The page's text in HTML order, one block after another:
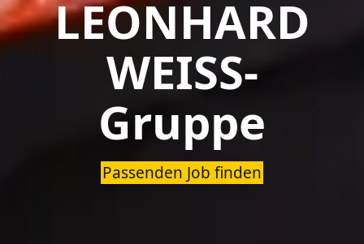
LEONHARD
WEISS-
Gruppe
Passenden Job finden